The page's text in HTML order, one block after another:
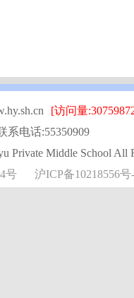
[访问量
系电话:55350909
Private Middle School All
号
沪ICP备10218556号